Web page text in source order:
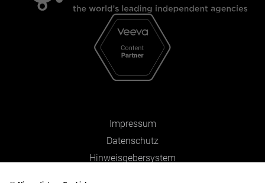
Impressum
Datenschutz
Hinweisgebersystem